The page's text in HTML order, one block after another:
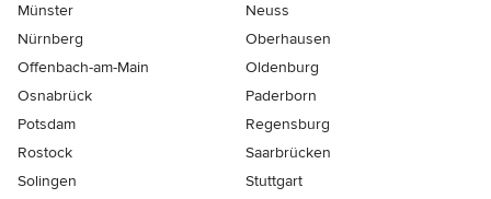
Münster
Neuss
Nürnberg
Oberhausen
Offenbach-am-Main
Oldenburg
Osnabrück
Paderborn
Potsdam
Regensburg
Rostock
Saarbrücken
Solingen
Stuttgart